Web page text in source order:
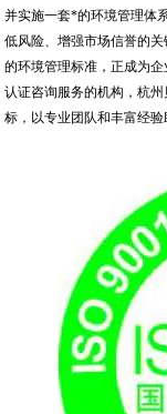
并实施一套*的环境管理体
低风险、增强市场信誉的
的环境管理标准，正成为
认证咨询服务的机构，杭
标，以专业团队和丰富经验